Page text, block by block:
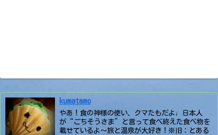
kumatamo
やあ！食の神様の使い、クマたもだよ♩日本人
が“ごちそうさま”と言って食べ終えた食べ物を
載せているよ〜旅と温泉が大好き！※旧：とある